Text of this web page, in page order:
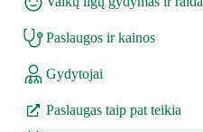
Paslaugos ir kainos
Gydytojai
Paslaugas taip pat teikia